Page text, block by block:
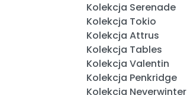
Kolekcja Serenade
Kolekcja Tokio
Kolekcja Attrus
Kolekcja Tables
Kolekcja Valentin
Kolekcja Penkridge
Kolekcja Neverwinter